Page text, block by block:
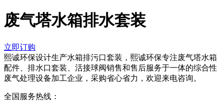
废气塔水箱排水套装
立即订购
熙诚环保设计生产水箱排污口套装，熙诚环保专注废气塔水箱
配件、排水口套装、活接球阀销售和售后服务于一体的综合性
废气处理设备加工企业，采购省心省力，欢迎来电咨询。
全国服务热线：